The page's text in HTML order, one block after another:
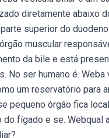
diretamente abaixo
superior do
muscular
da bile e está
No ser humano é.
um reservatório para
pequeno órgão fica
do fígado e se. Webqual